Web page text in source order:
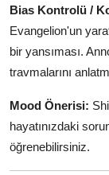
Bias Kontrolü /
Evangelion'un
bir yansıması.
travmalarını
Mood Önerisi:
hayatınızdaki
öğrenebilirsiniz.